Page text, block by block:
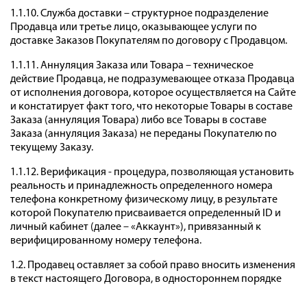
1.1.10. Служба доставки – структурное подразделение
Продавца или третье лицо, оказывающее услуги по
доставке Заказов Покупателям по договору с Продавцом.
1.1.11. Аннуляция Заказа или Товара – техническое
действие Продавца, не подразумевающее отказа Продавца
от исполнения договора, которое осуществляется на Сайте
и констатирует факт того, что некоторые Товары в составе
Заказа (аннуляция Товара) либо все Товары в составе
Заказа (аннуляция Заказа) не переданы Покупателю по
текущему Заказу.
1.1.12. Верификация - процедура, позволяющая установить
реальность и принадлежность определенного номера
телефона конкретному физическому лицу, в результате
которой Покупателю присваивается определенный ID и
личный кабинет (далее – «Аккаунт»), привязанный к
верифицированному номеру телефона.
1.2. Продавец оставляет за собой право вносить изменения
в текст настоящего Договора, в одностороннем порядке